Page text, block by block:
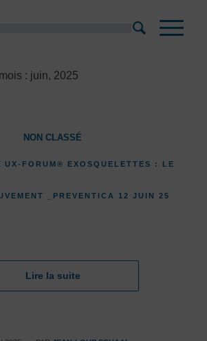
: juin, 2025
NON CLASSÉ
UX-FORUM® EXOSQUELETTES : LE
_PREVENTICA 12 JUIN 25
Lire la suite